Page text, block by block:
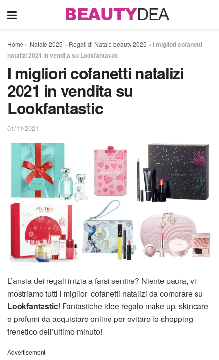
Home » Natale 2025 » Regali di Natale beauty 2025 » I migliori cofanetti
natalizi 2021 in vendita su Lookfantastic
I migliori cofanetti natalizi
2021 in vendita su
Lookfantastic
01/11/2021
L’ansia dei regali inizia a farsi sentire? Niente paura, vi
mostriamo tutti i migliori cofanetti natalizi da comprare su
Lookfantastic! Fantastiche idee regalo make up, skincare
e profumi da acquistare online per evitare lo shopping
frenetico dell’ultimo minuto!
Advertisement